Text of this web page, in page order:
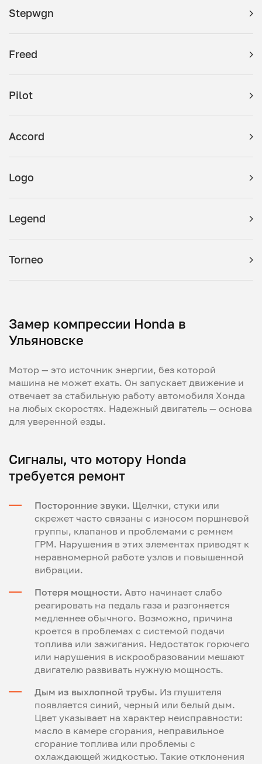
Stepwgn
Freed
Pilot
Accord
Logo
Legend
Torneo
Замер компрессии Honda в
Ульяновске
Мотор — это источник энергии, без которой
машина не может ехать. Он запускает движение и
отвечает за стабильную работу автомобиля Хонда
на любых скоростях. Надежный двигатель — основа
для уверенной езды.
Сигналы, что мотору Honda
требуется ремонт
Посторонние звуки. Щелчки, стуки или
скрежет часто связаны с износом поршневой
группы, клапанов и проблемами с ремнем
ГРМ. Нарушения в этих элементах приводят к
неравномерной работе узлов и повышенной
вибрации.
Потеря мощности. Авто начинает слабо
реагировать на педаль газа и разгоняется
медленнее обычного. Возможно, причина
кроется в проблемах с системой подачи
топлива или зажигания. Недостаток горючего
или нарушения в искрообразовании мешают
двигателю развивать нужную мощность.
Дым из выхлопной трубы. Из глушителя
появляется синий, черный или белый дым.
Цвет указывает на характер неисправности:
масло в камере сгорания, неправильное
сгорание топлива или проблемы с
охлаждающей жидкостью. Такие отклонения